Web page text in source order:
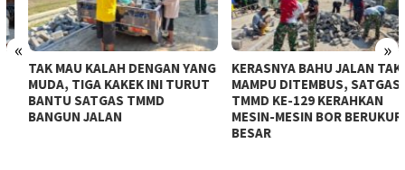
« »
TAK MAU KALAH DENGAN YANG
MUDA, TIGA KAKEK INI TURUT
BANTU SATGAS TMMD
BANGUN JALAN
KERASNYA BAHU JALAN TAK
MAMPU DITEMBUS, SATGAS
TMMD KE-129 KERAHKAN
MESIN-MESIN BOR BERUKURAN
BESAR